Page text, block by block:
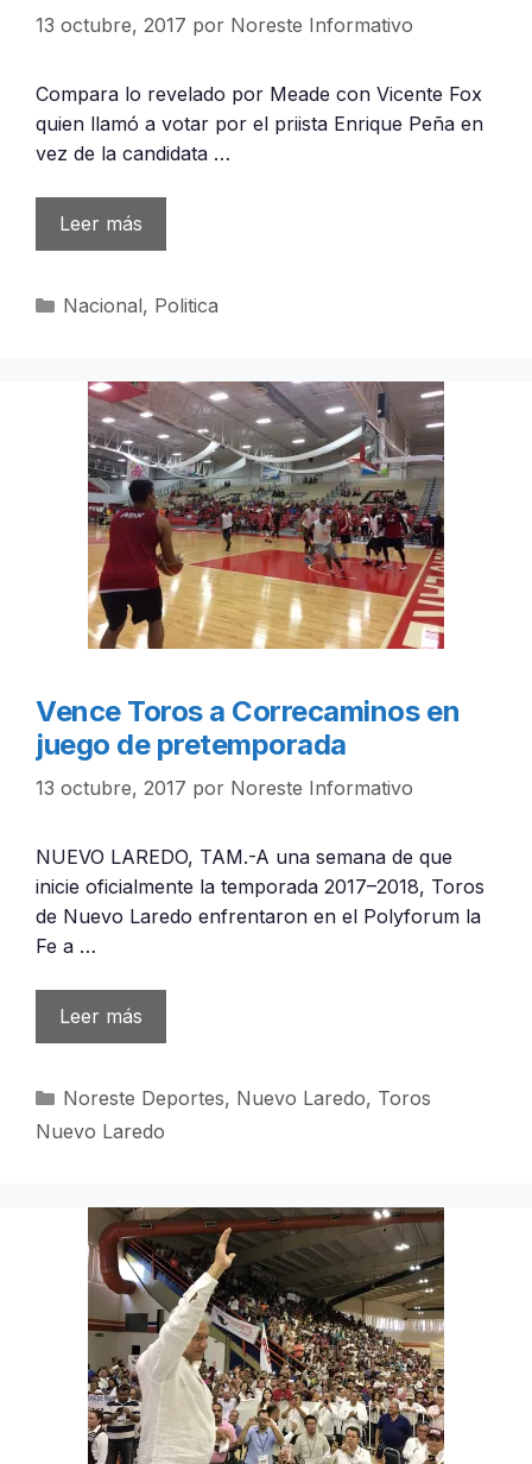
13 octubre, 2017 por Noreste Informativo
Compara lo revelado por Meade con Vicente Fox
quien llamó a votar por el priista Enrique Peña en
vez de la candidata …
Leer más
Categorías
Nacional, Politica
Vence Toros a Correcaminos en
juego de pretemporada
13 octubre, 2017 por Noreste Informativo
NUEVO LAREDO, TAM.-A una semana de que
inicie oficialmente la temporada 2017–2018, Toros
de Nuevo Laredo enfrentaron en el Polyforum la
Fe a …
Leer más
Categorías
Noreste Deportes, Nuevo Laredo, Toros
Nuevo Laredo